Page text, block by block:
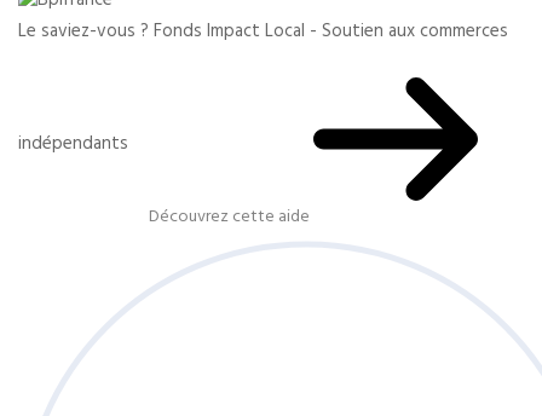
Le saviez-vous ?Fonds Impact Local - Soutien aux commerces
indépendants
Découvrez cette aide